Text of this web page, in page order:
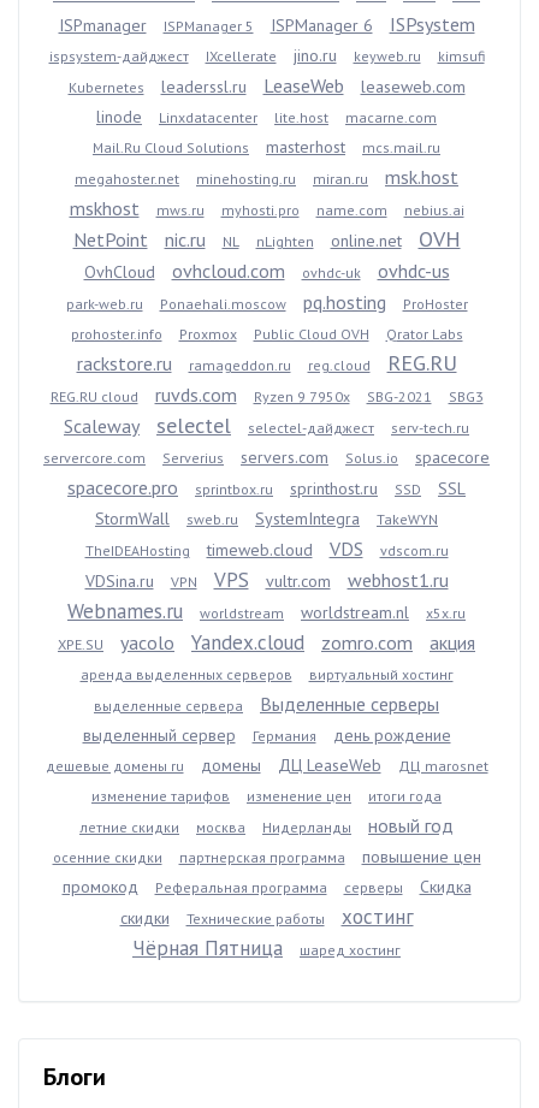
ISPmanager ISPManager 5 ISPManager 6 ISPsystem
ispsystem-дайджест IXcellerate jino.ru keyweb.ru
kimsufi
Kubernetes
leaderssl.ru LeaseWeb
leaseweb.com
linode
Linxdatacenter lite.host
macarne.com
Mail.Ru Cloud Solutions
masterhost
mcs.mail.ru
megahoster.net
minehosting.ru miran.ru
msk.host
mskhost
mws.ru myhosti.pro name.com nebius.ai
NetPoint nic.ru NL nLighten online.net OVH
OvhCloud ovhcloud.com ovhdc-uk ovhdc-us
park-web.ru Ponaehali.moscow pq.hosting
ProHoster
prohoster.info
Proxmox Public Cloud OVH Qrator Labs
rackstore.ru ramageddon.ru reg.cloud REG.RU
REG.RU cloud ruvds.com Ryzen 9 7950x SBG-2021 SBG3
Scaleway selectel selectel-дайджест
serv-tech.ru
servercore.com
Serverius servers.com Solus.io spacecore
spacecore.pro sprintbox.ru sprinthost.ru SSD
SSL
StormWall
sweb.ru SystemIntegra
TakeWYN
TheIDEAHosting
timeweb.cloud VDS vdscom.ru
VDSina.ru VPN VPS vultr.com webhost1.ru
Webnames.ru worldstream worldstream.nl
x5x.ru
XPE.SU
yacolo Yandex.cloud zomro.com акция
аренда выделенных серверов
виртуальный хостинг
выделенные сервера
Выделенные серверы
выделенный сервер Германия день рождение
дешевые домены ru домены ДЦ LeaseWeb
ДЦ marosnet
изменение тарифов
изменение цен
итоги года
летние скидки
москва Нидерланды новый год
осенние скидки партнерская программа
повышение цен
промокод
Реферальная программа серверы
Скидка
скидки
Технические работы
хостинг
Чёрная Пятница
шаред хостинг
Блоги